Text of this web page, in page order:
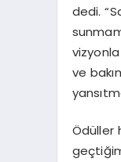
dedi.
ve
Ödüller